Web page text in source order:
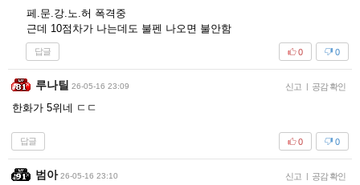
페.문.강.노.허 폭격중
근데 10점차가 나는데도 불펜 나오면 불안함
답글 0
0
루나틸 26-05-16 23:09 신고 | 공감 확인
한화가 5위네 ㄷㄷ
답글 0
0
범아 26-05-16 23:10 신고 | 공감 확인